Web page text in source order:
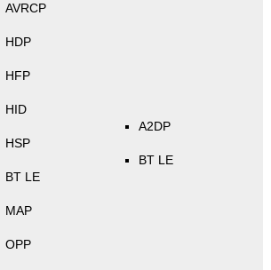
AVRCP
HDP
HFP
HID
HSP
BT LE
MAP
OPP
A2DP
BT LE